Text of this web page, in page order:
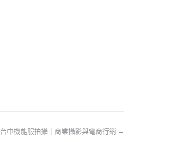
台中機能服拍攝｜商業攝影與電商行銷 →